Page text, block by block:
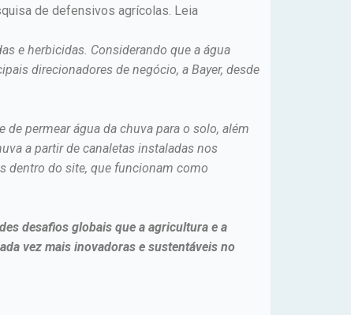
de defensivos agrícolas. Leia
e herbicidas. Considerando que a água
direcionadores de negócio, a Bayer, desde
permear água da chuva para o solo, além
a partir de canaletas instaladas nos
dentro do site, que funcionam como
desafios globais que a agricultura e a
vez mais inovadoras e sustentáveis no